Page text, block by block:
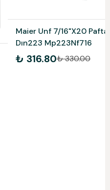
Maier Unf 7/16"X20 Pafta
Dın223 Mp223Nf716
₺ 316.80₺ 330.00